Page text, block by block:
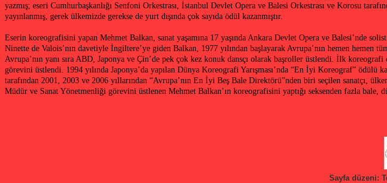
yazmış; eseri Cumhurbaşkanlığı Senfoni Orkestrası, İstanbul Devlet Opera ve Balesi Orkestrası ve Korosu
yayınlanmış, gerek ülkemizde gerekse de yurt dışında çok sayıda ödül kazanmıştır.
Eserin koreografisini yapan Mehmet Balkan, sanat yaşamına 17 yaşında Ankara Devlet Opera ve Balesi’nde
Ninette de Valois’nın davetiyle İngiltere’ye giden Balkan, 1977 yılından başlayarak Avrupa’nın hemen hemen
Avrupa’nın yanı sıra ABD, Japonya ve Çin’de pek çok kez konuk dansçı olarak başroller üstlendi. İlk
görevini üstlendi. 1994 yılında Japonya’da yapılan Dünya Koreografi Yarışması’nda “En İyi Koreograf”
tarafından 2001, 2003 ve 2006 yıllarından “Avrupa’nın En İyi Beş Bale Direktörü”nden biri seçilen sanatçı,
Müdür ve Sanat Yönetmenliği görevini üstlenen Mehmet Balkan’ın koreografisini yaptığı seksenden fazla bale,
Sayfa düzeni: